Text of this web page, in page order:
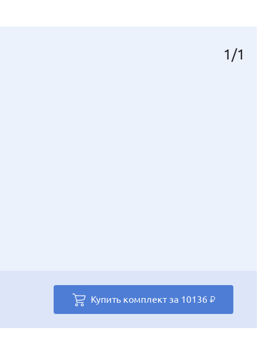
1 /1
Купить комплект за 10136 ₽